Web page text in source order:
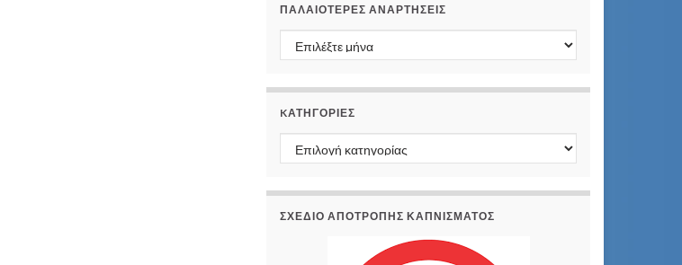
ΠΑΛΑΙΌΤΕΡΕΣ ΑΝΑΡΤΉΣΕΙΣ
Παλαιότερες αναρτήσεις
KΑΤΗΓΟΡΊΕΣ
Kατηγορίες
ΣΧΕΔΙΟ ΑΠΟΤΡΟΠΗΣ ΚΑΠΝΙΣΜΑΤΟΣ